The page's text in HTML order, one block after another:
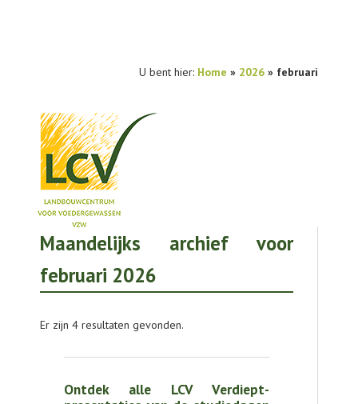
U bent hier: Home » 2026 » februari
NIEUWS
PRAKTIJKONDERZOEK
Maandelijks archief voor
februari 2026
Er zijn 4 resultaten gevonden.
Ontdek alle LCV Verdiept-